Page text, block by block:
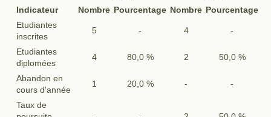
Indicateur
Nombre Pourcentage Nombre Pourcentage
Etudiantes
inscrites
5 - 4 -
Etudiantes
diplomées
4 80,0 % 2 50,0 %
Abandon en
cours d'année
1 20,0 % - -
Taux de